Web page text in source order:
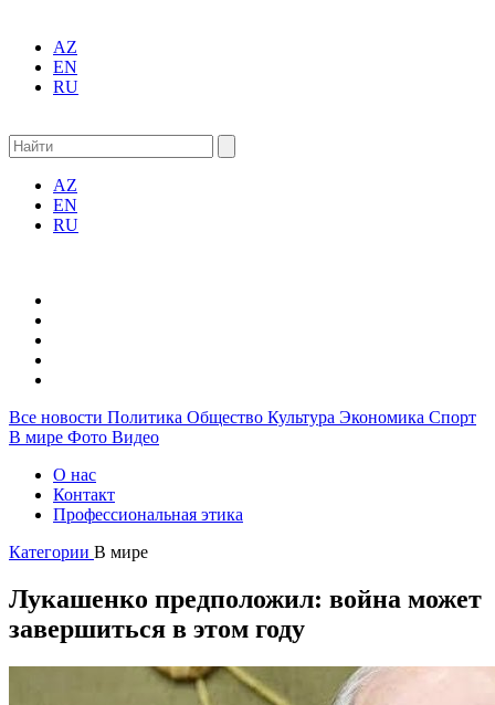
AZ
EN
RU
AZ
EN
RU
Все новости Политика Общество Культура Экономика Спорт
В мире Фото Видео
О нас
Контакт
Профессиональная этика
Категории В мире
Лукашенко предположил: война может
завершиться в этом году